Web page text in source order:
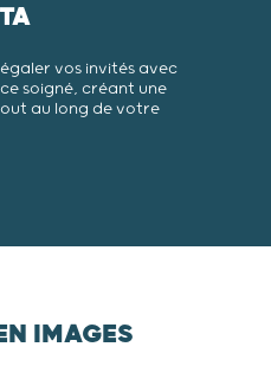
vos invités avec
soigné, créant une
au long de votre
IMAGES